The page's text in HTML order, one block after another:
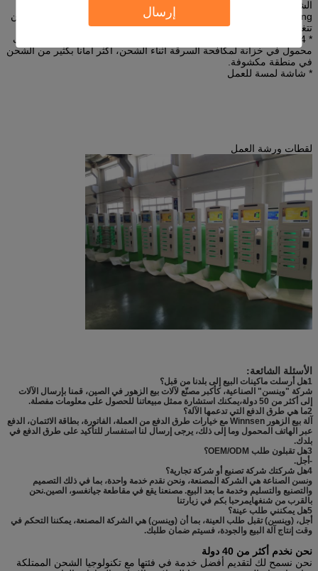
إرسال
Samsung و LG و Motorola و Sony Ericsson و Sharp و HTC.يمكنك أن
تتغير إلى سدادات أخرى أثناء التدريب الحقيقي.
* 24 خزانة لشحن 24 هاتف محمول في نفس الوقت، سيتم وضع كل هاتف
محمول في خزانة لمكافحة السرقة أثناء الشحن، أكثر أمانا بكثير من الشحن
في منطقة مكشوفة.
* شاشة لمسة للعمل
لقطات ورشة العمل
الأسئلة الشائعة:
1هل أرسلت ماكينات البيع إلى بلدنا من قبل؟
شركة "وينسن" الصناعية، كأكبر مصنّع لآلات بيع الزهور في الصين، قمنا بإرسال الآلات
إلى أكثر من 50 دولة،يمكنك استشارة ممثل مبيعاتنا للحصول على معلومات مفصلة.
2ما هي طرق الدفع التي تدعمها الآلة؟
آلة بيع الزهور Winnsen مع خيارات طرق الدفع من العملة، الفاتورة، بطاقة الائتمان، الدفع
عبر الهاتف المحمول وما إلى ذلك، يرجى إرسال لنا استفسار للتأكيد على طرق الدفع في
بلدك.
3هل تقبلون طلب OEM/ODM؟
-أجل.
4هل شركتك شركة تصنيع أو شركة تجارية؟
ونسن الصناعة هي الشركة المصنعة، ونحن نقدم خدمة واحدة، بما في ذلك التصميم
والتصنيع والتسليم وخدمة ما بعد البيع. مصنعنا يقع في مقاطعة جيانغسو، الصين.نحن
بالقرب من شنغهايمرحبا بكم في زيارتنا
5هل يمكنني طلب عينة؟
أجل، (وينسن) تقبل طلب العينة، بما أن (وينسن) هي الشركة المصنعة، يمكننا التحكم في
وقت إنتاج آلة البيع والجودة، فسيتم ضمان طلبك.
نحن نخدم أكثر من 40 دولة
نحن نسمح لك لتقديم أفضل خدمة في فئتها مع تكنولوجيا الشحن الممتلكة